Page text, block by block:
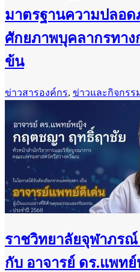
มาตรฐานความปลอด
ศักยภาพบุคลากรทาง
ข้น
ข่าวสารองค์กร, ข่าวและกิจกรร
ราชวิทยาลัยจุฬาภร
กับ อาจารย์ ดร.แพท